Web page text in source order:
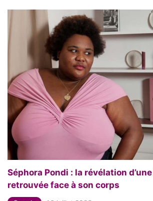
Séphora Pondi : la révélation
retrouvée face à son corps